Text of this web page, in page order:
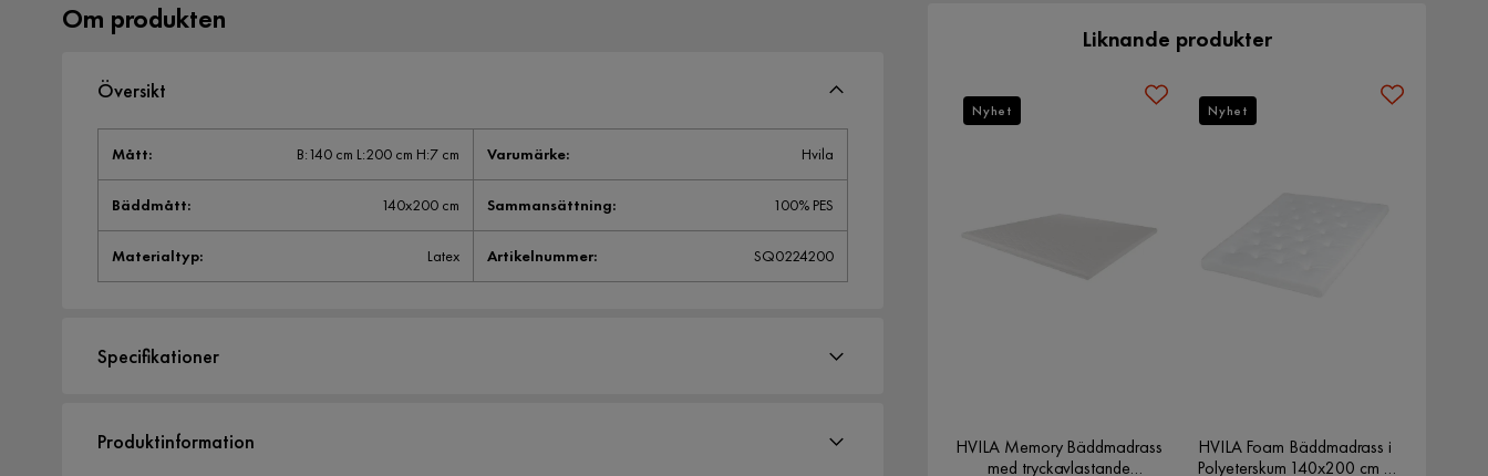
Om produkten
Översikt
Mått: B:140 cm L:200 cm H:7 cm Varumärke: Hvila
Bäddmått: 140x200 cm Sammansättning: 100% PES
Materialtyp: Latex Artikelnummer: SQ0224200
Specifikationer
Storlek
Produktinformation
Liknande produkter
HVILA Memory Bäddmadrass
med tryckavlastande
Nyhet
HVILA Foam Bäddmadrass i
Polyeterskum 140x200 cm –
Nyhet